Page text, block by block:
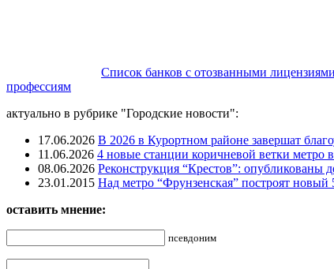
Список банков с отозванными
профессиям
актуально в рубрике "Городские новости":
17.06.2026 В 2026 в Курортном районе завершат
11.06.2026 4 новые станции коричневой ветки метро
08.06.2026 Реконструкция “Крестов”: опубликованы
23.01.2015 Над метро “Фрунзенская” построят
оставить мнение:
псевдоним